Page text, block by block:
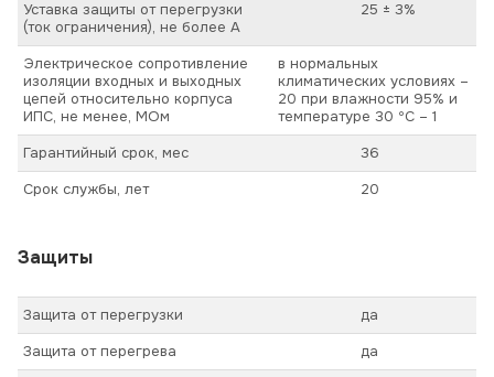
Уставка защиты от перегрузки
(ток ограничения), не более А
25 ± 3%
Электрическое сопротивление
изоляции входных и выходных
цепей относительно корпуса
ИПС, не менее, МОм
в нормальных
климатических условиях –
20 при влажности 95% и
температуре 30 ºС – 1
Гарантийный срок, мес
36
Срок службы, лет
20
Защиты
Защита от перегрузки
да
Защита от перегрева
да